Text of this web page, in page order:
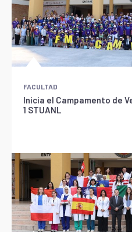
FACULTAD
Inicia el Campamento de
1 STUANL